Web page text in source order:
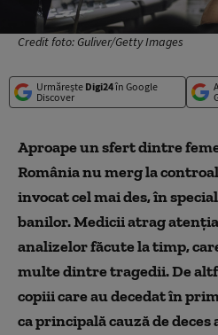
Credit foto: Guliver/Getty Images
Urmărește Digi24în Google
Discover
Aproape un sfert dintre
România nu merg la
invocat cel mai des, în
banilor. Medicii atrag
analizelor făcute la timp,
multe dintre tragedii. De
copiii care au decedat în
ca principală cauză de